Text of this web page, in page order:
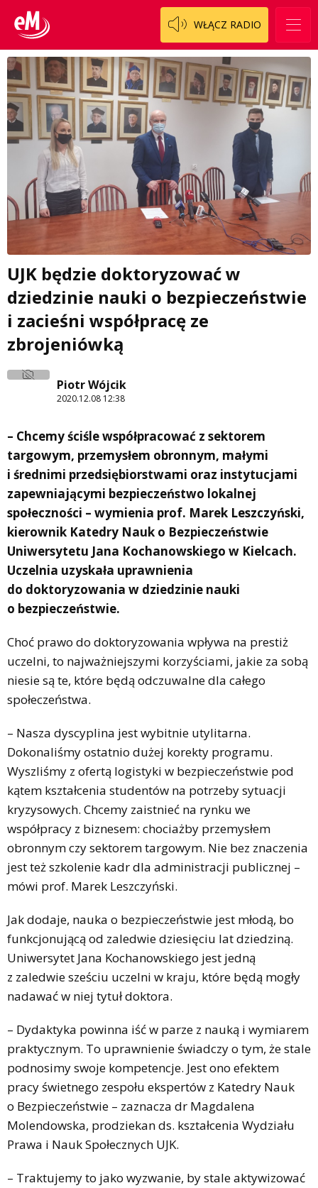
WŁĄCZ RADIO
UJK będzie doktoryzować w
dziedzinie nauki o bezpieczeństwie
i zacieśni współpracę ze
zbrojeniówką
Piotr Wójcik
2020.12.08 12:38
– Chcemy ściśle współpracować z sektorem
targowym, przemysłem obronnym, małymi
i średnimi przedsiębiorstwami oraz instytucjami
zapewniającymi bezpieczeństwo lokalnej
społeczności – wymienia prof. Marek Leszczyński,
kierownik Katedry Nauk o Bezpieczeństwie
Uniwersytetu Jana Kochanowskiego w Kielcach.
Uczelnia uzyskała uprawnienia
do doktoryzowania w dziedzinie nauki
o bezpieczeństwie.
Choć prawo do doktoryzowania wpływa na prestiż
uczelni, to najważniejszymi korzyściami, jakie za sobą
niesie są te, które będą odczuwalne dla całego
społeczeństwa.
– Nasza dyscyplina jest wybitnie utylitarna.
Dokonaliśmy ostatnio dużej korekty programu.
Wyszliśmy z ofertą logistyki w bezpieczeństwie pod
kątem kształcenia studentów na potrzeby sytuacji
kryzysowych. Chcemy zaistnieć na rynku we
współpracy z biznesem: chociażby przemysłem
obronnym czy sektorem targowym. Nie bez znaczenia
jest też szkolenie kadr dla administracji publicznej –
mówi prof. Marek Leszczyński.
Jak dodaje, nauka o bezpieczeństwie jest młodą, bo
funkcjonującą od zaledwie dziesięciu lat dziedziną.
Uniwersytet Jana Kochanowskiego jest jedną
z zaledwie sześciu uczelni w kraju, które będą mogły
nadawać w niej tytuł doktora.
– Dydaktyka powinna iść w parze z nauką i wymiarem
praktycznym. To uprawnienie świadczy o tym, że stale
podnosimy swoje kompetencje. Jest ono efektem
pracy świetnego zespołu ekspertów z Katedry Nauk
o Bezpieczeństwie – zaznacza dr Magdalena
Molendowska, prodziekan ds. kształcenia Wydziału
Prawa i Nauk Społecznych UJK.
– Traktujemy to jako wyzwanie, by stale aktywizować